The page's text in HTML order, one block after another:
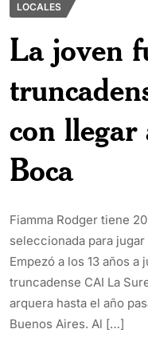
LOCALES
La joven
con llegar
Boca
Fiamma Rodger tiene
seleccionada para
Empezó a los 13 años
truncadense CAI La
arquera hasta el año
Buenos Aires. Al […]